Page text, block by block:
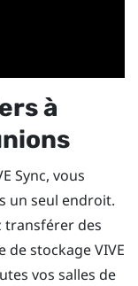
à
Sync, vous
un seul endroit.
transférer des
de stockageVIVE
vos salles de